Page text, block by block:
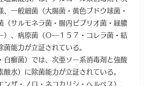
、一般細菌（大腸菌・黄色ブドウ球菌・
（サルモネラ菌・腸内ビブリオ菌・緑膿
）、病原菌（Ｏ―１５７・コレラ菌・結
能力が立証されている。
白癬菌）では、次亜ソー系消毒剤と強酸
水）に除菌能力が立証されている。
ザ・ノロ・ネコカリシ・ヘルペス）、